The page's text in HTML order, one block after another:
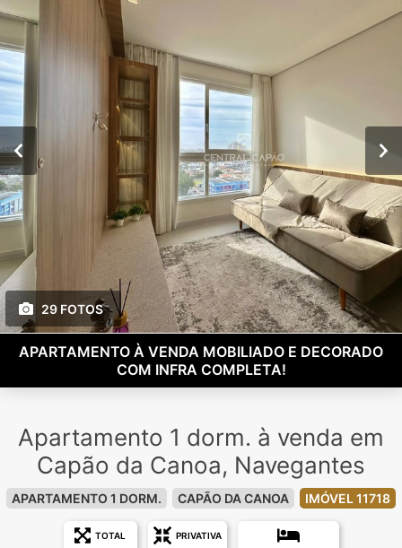
29 FOTOS
APARTAMENTO À VENDA MOBILIADO E DECORADO
COM INFRA COMPLETA!
Apartamento 1 dorm. à venda em
Capão da Canoa, Navegantes
APARTAMENTO 1 DORM. CAPÃO DA CANOA IMÓVEL 11718
TOTAL PRIVATIVA